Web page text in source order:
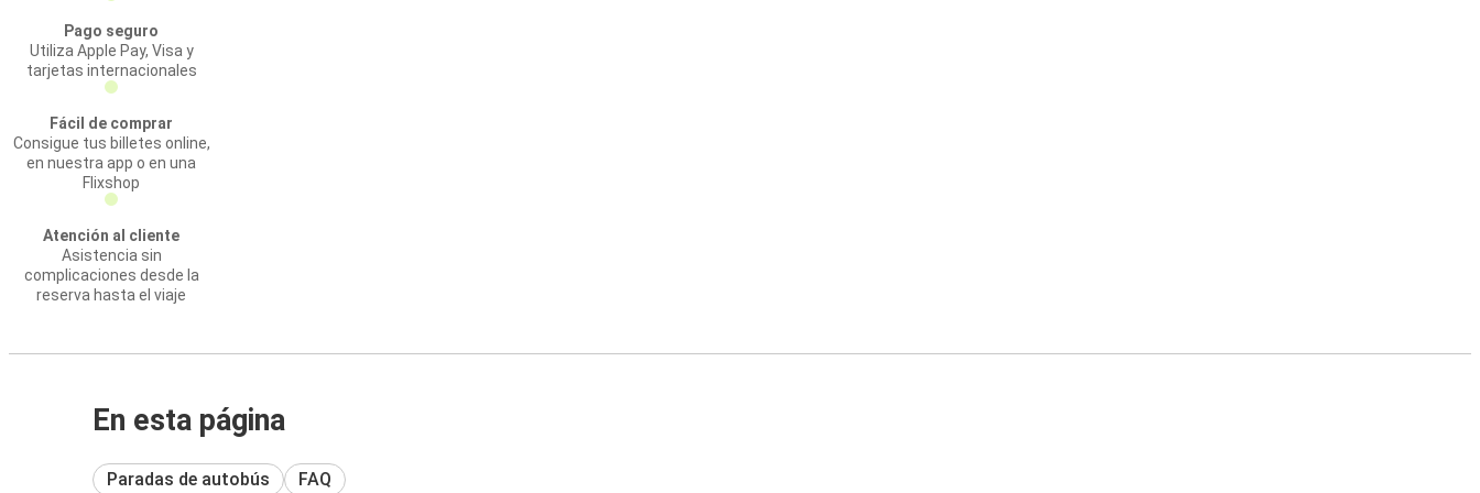
Pago seguro
Utiliza Apple Pay, Visa y
tarjetas internacionales
Fácil de comprar
Consigue tus billetes online,
en nuestra app o en una
Flixshop
Atención al cliente
Asistencia sin
complicaciones desde la
reserva hasta el viaje
En esta página
Paradas de autobús FAQ